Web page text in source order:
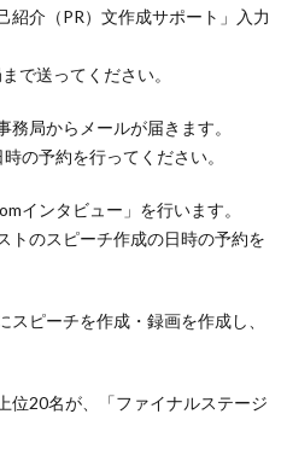
（PR）文作成サポート」入力
ってください。
局からメールが届きます。
予約を行ってください。
インタビュー」を行います。
のスピーチ作成の日時の予約を
ピーチを作成・録画を作成し、
位20名が、「ファイナルステージ